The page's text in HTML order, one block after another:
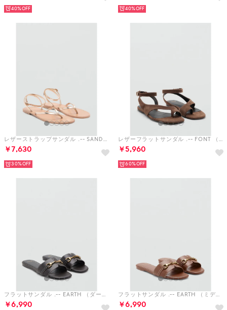
40% 40%
レザーストラップサンダル .-- SANDRA （ゴールド）
￥7,630
30%
レザーフラットサンダル .-- FONT （ブラウン）
￥5,960
60%
フラットサンダル .-- EARTH （ダークブラウン）
￥6,990
フラットサンダル .-- EARTH （ミディアムブラウン）
￥6,990